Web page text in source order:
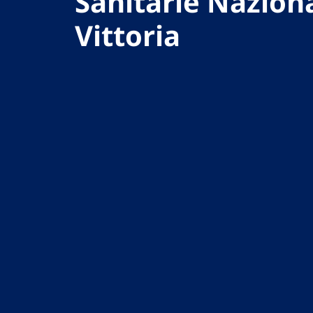
Vittoria